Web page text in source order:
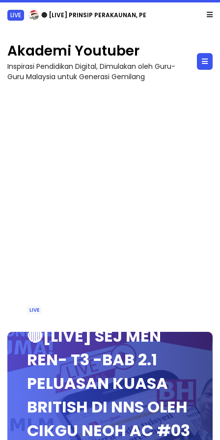
LIVE 🔴 [LIVE] PRINSIP PERAKAUNAN, PECUT SKOR SOALAN 1 TRIAL OLEH CIKGU WAN...
Akademi Youtuber
Inspirasi Pendidikan Digital, Dimulakan oleh Guru-
Guru Malaysia untuk Generasi Gemilang
LIVE
🔴[LIVE] SEJ MEN
REN- T3 -BAB 2.1
PELUASAN KUASA
BRITISH DI NNS OLEH
CIKGU NEOH AC #03